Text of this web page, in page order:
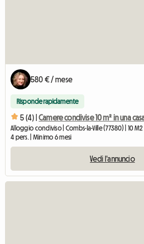
580 € / mese
Risponde rapidamente
5 (4) | Camere condivise 10 m² in una
Alloggio condiviso | Combs-la-Ville (77380) | 10 M2
4 pers. | Minimo 6 mesi
Vedi l'annuncio